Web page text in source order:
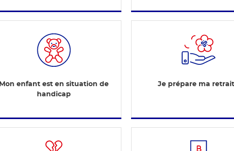
Mon enfant est en situation de
handicap
Je prépare ma